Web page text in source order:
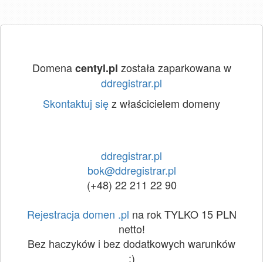
Domenacentyl.pl została zaparkowana w
ddregistrar.pl
Skontaktuj sięz właścicielem domeny
ddregistrar.pl
bok@ddregistrar.pl
(+48) 22 211 22 90
Rejestracja domen .pl na rok TYLKO 15 PLN
netto!
Bez haczyków i bez dodatkowych warunków
:)